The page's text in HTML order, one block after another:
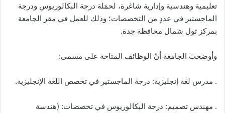
تعليمية وهندسية وإدارية شاغرة، لحمَلة درجة البكالوريوس ودرجة
الماجستير في عددٍ من التخصصات؛ وذلك للعمل في مقر الجامعة
بمركز ثول شمال محافظة جدة.
وأوضحت الجامعة أنّ الوظائف المتاحة على مسمى:
. مدرس لغة إنجليزية: درجة الماجستير في تخصص اللغة الإنجليزية.
. مهندس تصميم: درجة البكالوريوس في تخصصات: (هندسة